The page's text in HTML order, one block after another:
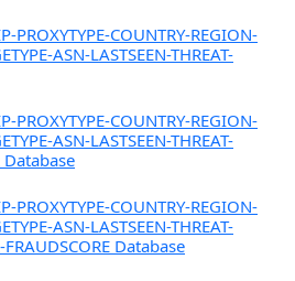
COUNTRY-REGION-
ASN-LASTSEEN-THREAT-
COUNTRY-REGION-
ASN-LASTSEEN-THREAT-
Database
COUNTRY-REGION-
ASN-LASTSEEN-THREAT-
Database